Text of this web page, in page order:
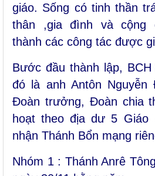
giáo. Sống có tinh thần
thân ,gia đình và cộng
thành các công tác được
Bước đầu thành lập,
đó là anh Antôn
Đoàn trưởng, Đoàn chia
hoạt theo địa dư 5 Giáo
nhận Thánh Bổn mạng
Nhóm 1 : Thánh Anrê